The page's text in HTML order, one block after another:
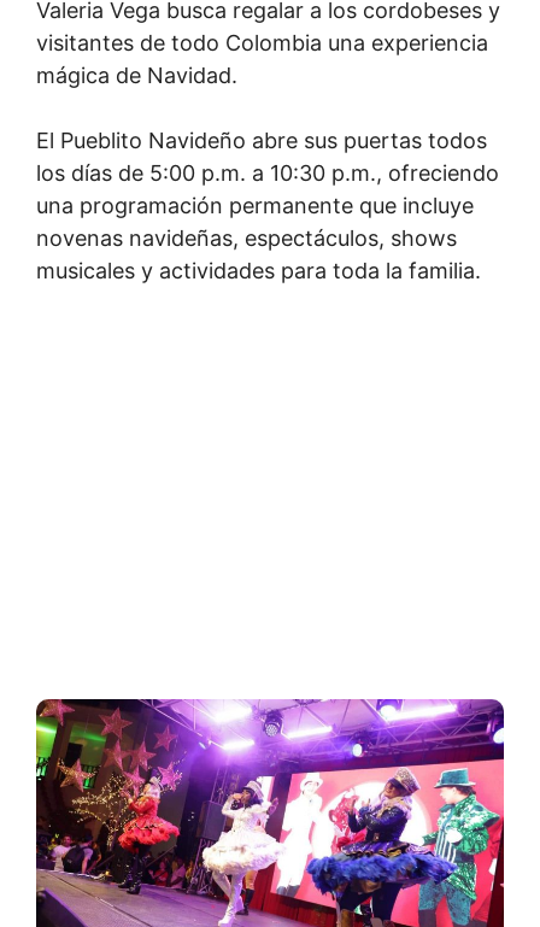
Valeria Vega busca regalar a los cordobeses y
visitantes de todo Colombia una experiencia
mágica de Navidad.
El Pueblito Navideño abre sus puertas todos
los días de 5:00 p.m. a 10:30 p.m., ofreciendo
una programación permanente que incluye
novenas navideñas, espectáculos, shows
musicales y actividades para toda la familia.